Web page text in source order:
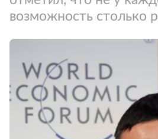
возможность столько